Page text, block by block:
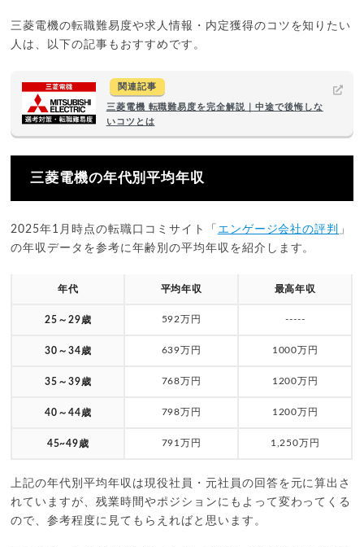
三菱電機の転職難易度や求人情報・内定獲得のコツを知りたい
人は、以下の記事もおすすめです。
関連記事
三菱電機 転職難易度を完全解説｜中途で後悔しな
いコツとは
三菱電機の年代別平均年収
2025年1月時点の転職口コミサイト「 エンゲージ会社の評判
」
の年収データを参考に年齢別の平均年収を紹介します。
年代 平均年収 最高年収
25～29歳 592万円 -----
30～34歳 639万円 1000万円
35～39歳 768万円 1200万円
40～44歳 798万円 1200万円
45~49歳 791万円 1,250万円
上記の年代別平均年収は現役社員・元社員の回答を元に算出さ
れていますが、残業時間やポジションにもよって変わってくる
ので、参考程度に見てもらえればと思います。